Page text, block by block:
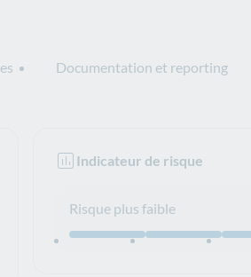
Documentation et reporting
Indicateur de risque
Risque plus faible
Niveau de risque (4)